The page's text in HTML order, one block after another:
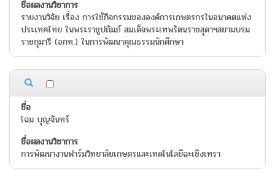
รายงานวิจัย เรื่อง การใช้กิจกรรมขององค์การเกษตรกรในอนาคตแห่ง
ประเทศไทย ในพระราชูปถัมภ์ สมเด็จพระเทพรัตนราชสุดาฯสยามบรม
ราชกุมารี (อกท.) ในการพัฒนาคุณธรรมนักศึกษา
โฉม บุญจันทร์
การพัฒนางานฟาร์มวิทยาลัยเกษตรและเทคโนโลยีฉะเชิงเทรา